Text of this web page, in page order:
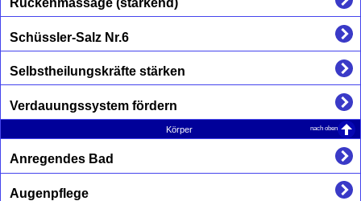
Rückenmassage (stärkend)
Schüssler-Salz Nr.6
Selbstheilungskräfte stärken
Verdauungssystem fördern
Körper nach oben
Anregendes Bad
Augenpflege